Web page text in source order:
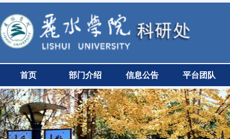
首页 部门介绍 信息公告 平台团队